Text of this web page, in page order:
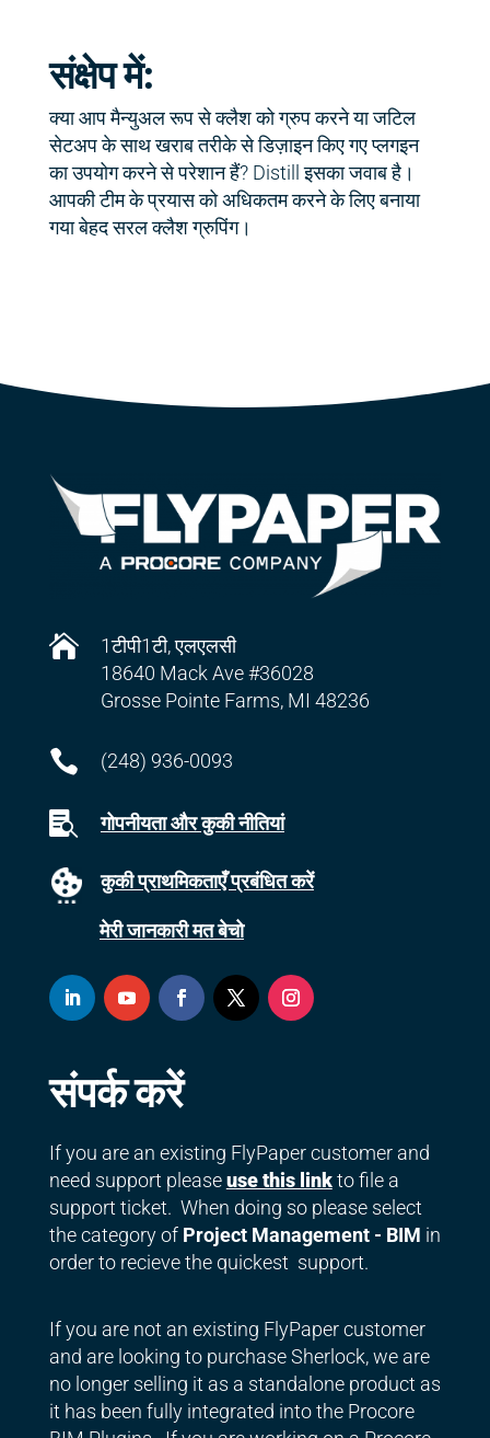
संक्षेप में:
क्या आप मैन्युअल रूप से क्लैश को ग्रुप करने या जटिल
सेटअप के साथ खराब तरीके से डिज़ाइन किए गए प्लगइन
का उपयोग करने से परेशान हैं? Distill इसका जवाब है।
आपकी टीम के प्रयास को अधिकतम करने के लिए बनाया
गया बेहद सरल क्लैश ग्रुपिंग।

1टीपी1टी, एलएलसी
18640 Mack Ave #36028
Grosse Pointe Farms, MI 48236
 (248) 936-0093
 गोपनीयता और कुकी नीतियां
कुकी प्राथमिकताएँ प्रबंधित करें
मेरी जानकारी मत बेचो
संपर्क करें
If you are an existing FlyPaper customer and
need support pleaseuse this linkto file a
support ticket. When doing so please select
the category of Project Management - BIM in
order to recieve the quickest support.
If you are not an existing FlyPaper customer
and are looking to purchase Sherlock, we are
no longer selling it as a standalone product as
it has been fully integrated into the Procore